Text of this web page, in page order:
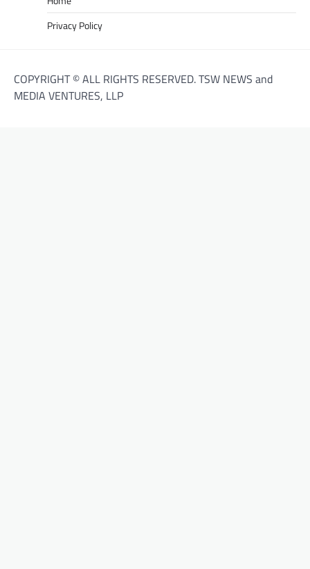
Privacy Policy
COPYRIGHT © ALL RIGHTS RESERVED. TSW NEWS and
MEDIA VENTURES, LLP